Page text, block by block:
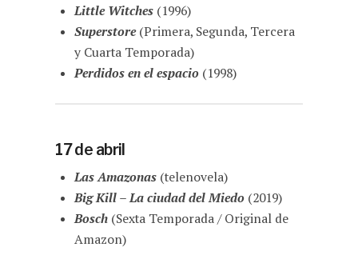
Little Witches(1996)
Superstore(Primera, Segunda, Tercera
y Cuarta Temporada)
Perdidos en el espacio(1998)
17 de abril
Las Amazonas(telenovela)
Big Kill – La ciudad del Miedo(2019)
Bosch(Sexta Temporada / Original de
Amazon)